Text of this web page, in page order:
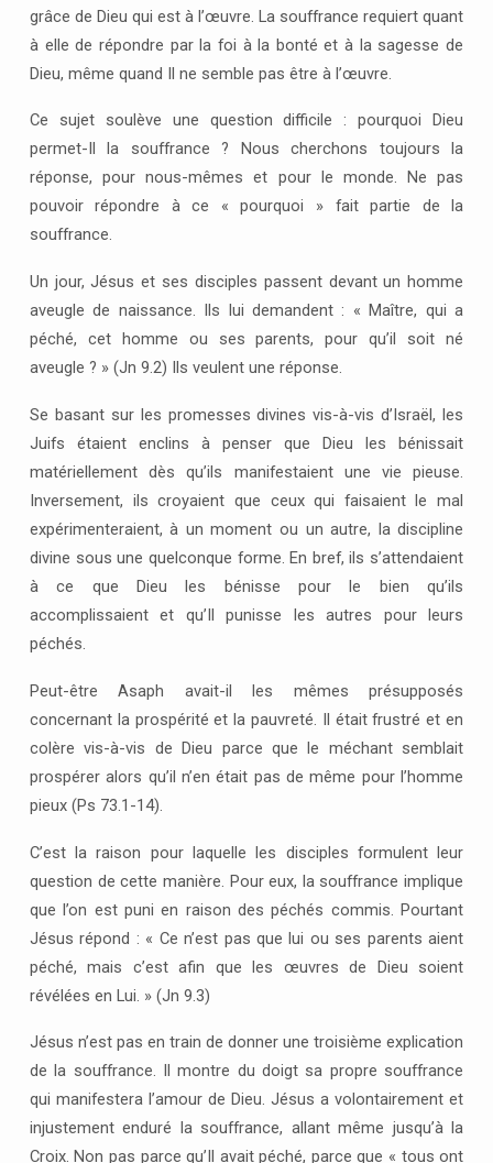
grâce de Dieu qui est à l’œuvre. La souffrance requiert quant
à elle de répondre par la foi à la bonté et à la sagesse de
Dieu, même quand Il ne semble pas être à l’œuvre.
Ce sujet soulève une question difficile : pourquoi Dieu
permet-Il la souffrance ? Nous cherchons toujours la
réponse, pour nous-mêmes et pour le monde. Ne pas
pouvoir répondre à ce « pourquoi » fait partie de la
souffrance.
Un jour, Jésus et ses disciples passent devant un homme
aveugle de naissance. Ils lui demandent : « Maître, qui a
péché, cet homme ou ses parents, pour qu’il soit né
aveugle ? » (Jn 9.2) Ils veulent une réponse.
Se basant sur les promesses divines vis-à-vis d’Israël, les
Juifs étaient enclins à penser que Dieu les bénissait
matériellement dès qu’ils manifestaient une vie pieuse.
Inversement, ils croyaient que ceux qui faisaient le mal
expérimenteraient, à un moment ou un autre, la discipline
divine sous une quelconque forme. En bref, ils s’attendaient
à ce que Dieu les bénisse pour le bien qu’ils
accomplissaient et qu’Il punisse les autres pour leurs
péchés.
Peut-être Asaph avait-il les mêmes présupposés
concernant la prospérité et la pauvreté. Il était frustré et en
colère vis-à-vis de Dieu parce que le méchant semblait
prospérer alors qu’il n’en était pas de même pour l’homme
pieux (Ps 73.1-14).
C’est la raison pour laquelle les disciples formulent leur
question de cette manière. Pour eux, la souffrance implique
que l’on est puni en raison des péchés commis. Pourtant
Jésus répond : « Ce n’est pas que lui ou ses parents aient
péché, mais c’est afin que les œuvres de Dieu soient
révélées en Lui. » (Jn 9.3)
Jésus n’est pas en train de donner une troisième explication
de la souffrance. Il montre du doigt sa propre souffrance
qui manifestera l’amour de Dieu. Jésus a volontairement et
injustement enduré la souffrance, allant même jusqu’à la
Croix. Non pas parce qu’Il avait péché, parce que « tous ont